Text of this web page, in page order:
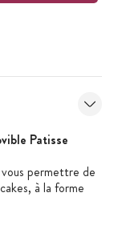
Patisse
permettre de
à la forme